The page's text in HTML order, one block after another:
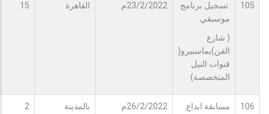
105
تسجيل برنامج
موسيقي
( شارع
الفن)بماسبيرو(
قنوات النيل
المتخصصة)
23/2/2022م القاهرة 15
106
مسابقة ابداع
26/2/2022م
بالمدينة
2